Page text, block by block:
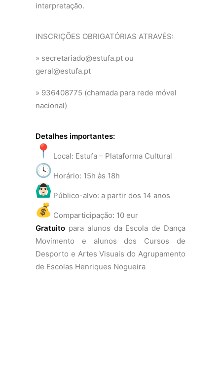
interpretação.
INSCRIÇÕES OBRIGATÓRIAS ATRAVÉS:
» secretariado@estufa.pt ou
geral@estufa.pt
» 936408775 (chamada para rede móvel
nacional)
Detalhes importantes:
Local: Estufa – Plataforma Cultural
Horário: 15h às 18h
Público-alvo: a partir dos 14 anos
Comparticipação: 10 eur
Gratuito para alunos da Escola de Dança
Movimento e alunos dos Cursos de
Desporto e Artes Visuais do Agrupamento
de Escolas Henriques Nogueira